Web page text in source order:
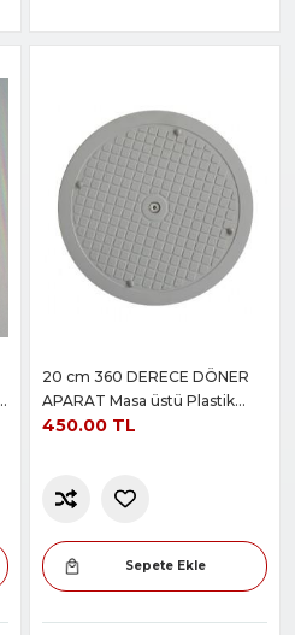
20 cm 360 DERECE DÖNER
APARAT Masa üstü Plastik
Döner altlık
450.00 TL
Sepete Ekle